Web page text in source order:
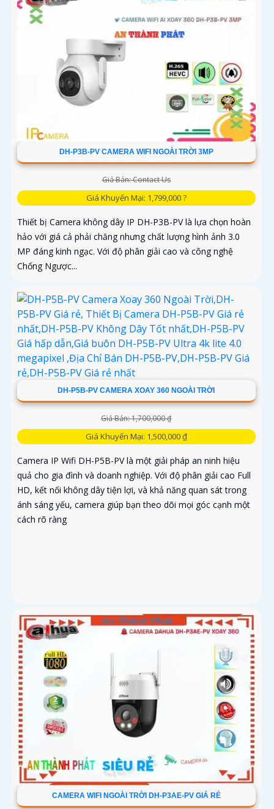
DH-P3B-PV CAMERA WIFI NGOÀI TRỜI 3MP
Giá Bán: Contact Us
Giá Khuyến Mại: 1,799,000 ?
Thiết bị Camera không dây IP DH-P3B-PV là lựa chọn hoàn
hảo với giá cả phải chăng nhưng chất lượng hình ảnh 3.0
MP đáng kinh ngạc. Với độ phân giải cao và công nghệ
Chống Ngược...
DH-P5B-PV CAMERA XOAY 360 NGOÀI TRỜI
Giá Bán: 1,700,000 ₫
Giá Khuyến Mại: 1,500,000 ₫
Camera IP Wifi DH-P5B-PV là một giải pháp an ninh hiệu
quả cho gia đình và doanh nghiệp. Với độ phân giải cao Full
HD, kết nối không dây tiện lợi, và khả năng quan sát trong
ánh sáng yếu, camera giúp bạn theo dõi mọi góc cạnh một
cách rõ ràng
CAMERA WIFI NGOÀI TRỜI DH-P3AE-PV GIÁ RẺ